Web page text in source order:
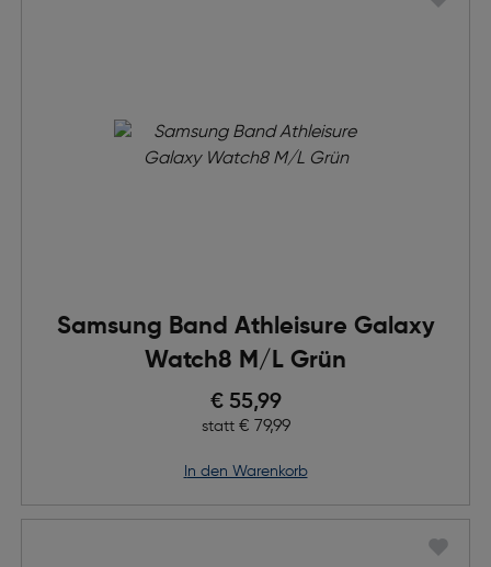
Samsung Band Athleisure Galaxy
Watch8 M/L Grün
Preis nach Rabatts
€ 55,99
statt Ursprünglicher Preis
€ 79,99
in den Warenkorb